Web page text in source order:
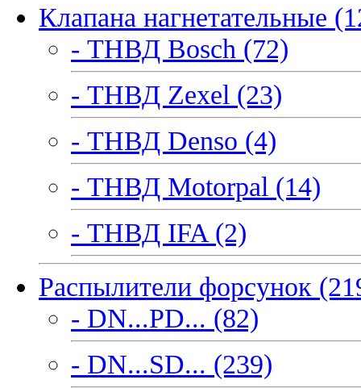
Клапана нагнетательные
- ТНВД Bosch (72)
- ТНВД Zexel (23)
- ТНВД Denso (4)
- ТНВД Motorpal (14)
- ТНВД IFA (2)
Распылители форсунок
- DN...PD... (82)
- DN...SD... (239)